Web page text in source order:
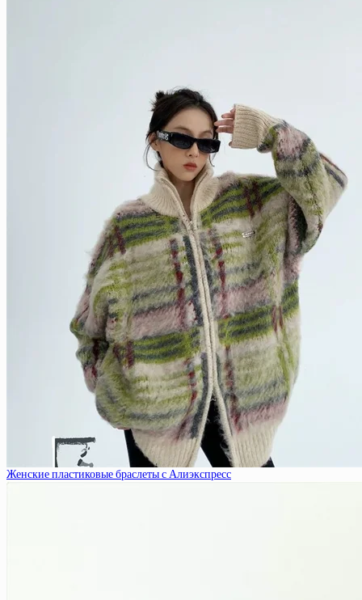
Женские пластиковые браслеты с Алиэкспресс